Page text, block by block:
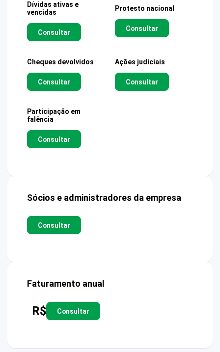
Dívidas ativas e
vencidas
Consultar
Protesto nacional
Consultar
Cheques devolvidos
Consultar
Ações judiciais
Consultar
Participação em
falência
Consultar
Sócios e administradores da empresa
Consultar
Faturamento anual
R$ Consultar